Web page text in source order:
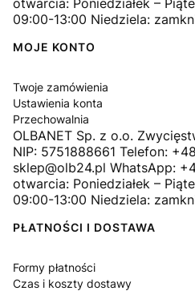
09:00-13:00 Niedziela:
MOJE KONTO
Twoje zamówienia
Ustawienia konta
Przechowalnia
OLBANET Sp. z o.o.
NIP: 5751888661 Telefon:
sklep@olb24.pl WhatsApp:
otwarcia: Poniedziałek –
09:00-13:00 Niedziela:
PŁATNOŚCI I DOSTAWA
Formy płatności
Czas i koszty dostawy